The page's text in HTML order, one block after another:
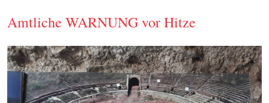
Amtliche WARNUNG vor Hitze